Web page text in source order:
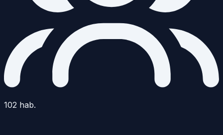
102 hab.